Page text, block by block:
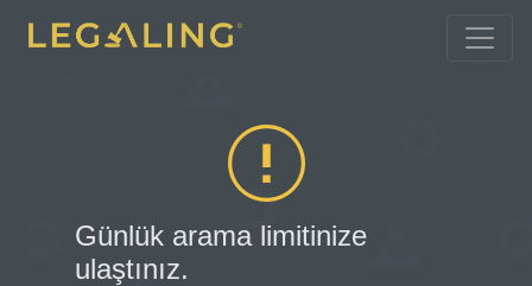
Günlük arama limitinize
ulaştınız.